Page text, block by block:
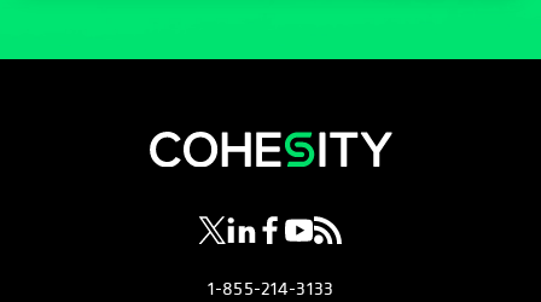
新しいタブで開く
新しいタブで開く
新しいタブで開く
新しいタブで開く
新しいタブで開く
1-855-214-3133